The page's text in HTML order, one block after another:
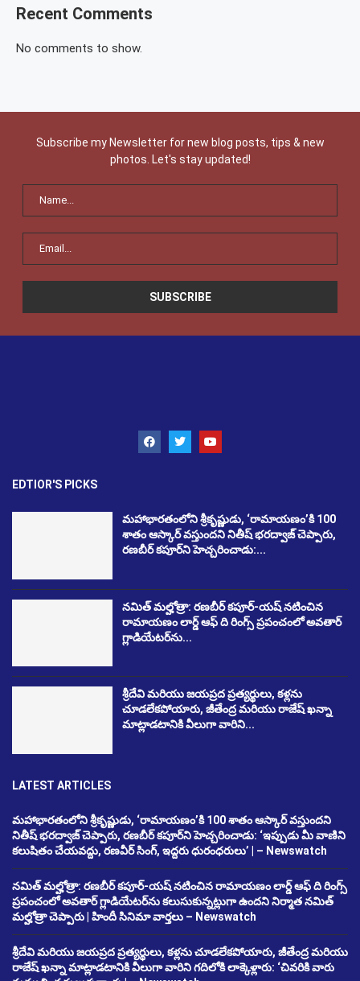
Recent Comments
No comments to show.
Subscribe my Newsletter for new blog posts, tips & new
photos. Let's stay updated!
EDTIOR'S PICKS
మహాభారతంలోని శ్రీకృష్ణుడు, ‘రామాయణం’కి 100
శాతం ఆస్కార్ వస్తుందని నితీష్ భరద్వాజ్ చెప్పారు,
రణబీర్ కపూర్‌ని హెచ్చరించాడు:...
నమిత్ మల్హోత్రా: రణబీర్ కపూర్-యష్ నటించిన
రామాయణం లార్డ్ ఆఫ్ ది రింగ్స్ ప్రపంచంలో అవతార్
గ్లాడియేటర్‌ను...
శ్రీదేవి మరియు జయప్రద ప్రత్యర్థులు, కళ్లను
చూడలేకపోయారు, జీతేంద్ర మరియు రాజేష్ ఖన్నా
మాట్లాడటానికి వీలుగా వారిని...
LATEST ARTICLES
మహాభారతంలోని శ్రీకృష్ణుడు, ‘రామాయణం’కి 100 శాతం ఆస్కార్ వస్తుందని
నితీష్ భరద్వాజ్ చెప్పారు, రణబీర్ కపూర్‌ని హెచ్చరించాడు: ‘ఇప్పుడు మీ వాణిని
కలుషితం చేయవద్దు, రణవీర్ సింగ్, ఇద్దరు ధురంధరులు’ | – Newswatch
నమిత్ మల్హోత్రా: రణబీర్ కపూర్-యష్ నటించిన రామాయణం లార్డ్ ఆఫ్ ది రింగ్స్
ప్రపంచంలో అవతార్ గ్లాడియేటర్‌ను కలుసుకున్నట్లుగా ఉందని నిర్మాత నమిత్
మల్హోత్రా చెప్పారు | హిందీ సినిమా వార్తలు – Newswatch
శ్రీదేవి మరియు జయప్రద ప్రత్యర్థులు, కళ్లను చూడలేకపోయారు, జీతేంద్ర మరియు
రాజేష్ ఖన్నా మాట్లాడటానికి వీలుగా వారిని గదిలోకి లాక్కెళ్లారు: ‘చివరికి వారు